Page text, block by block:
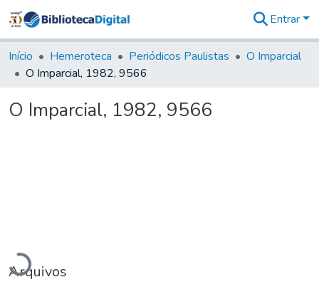
&
Coleções
Tudo na
Digital
Entrar
Início Hemeroteca Periódicos Paulistas
O Imparcial
O Imparcial, 1982, 9566
O Imparcial, 1982, 9566
Arquivos